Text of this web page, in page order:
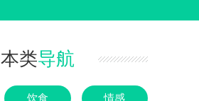
本类导航
饮食 情感